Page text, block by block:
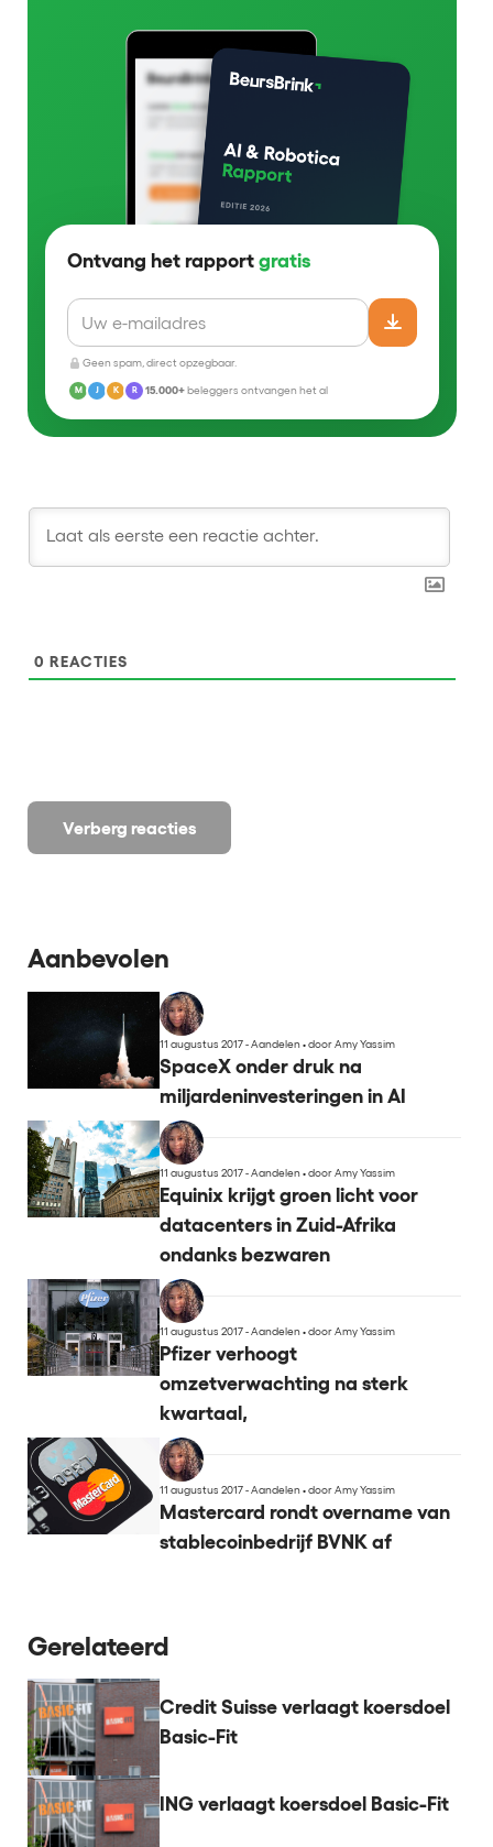
Ontvang het rapport gratis
Geen spam, direct opzegbaar.
M J K R 15.000+ beleggers ontvangen het al
Verberg reacties
0 REACTIES
Aanbevolen
11 augustus 2017 - Aandelen•door Amy Yassim
SpaceX onder druk na
miljardeninvesteringen in AI
11 augustus 2017 - Aandelen•door Amy Yassim
Equinix krijgt groen licht voor
datacenters in Zuid-Afrika
ondanks bezwaren
11 augustus 2017 - Aandelen•door Amy Yassim
Pfizer verhoogt
omzetverwachting na sterk
kwartaal,
11 augustus 2017 - Aandelen•door Amy Yassim
Mastercard rondt overname van
stablecoinbedrijf BVNK af
Gerelateerd
Credit Suisse verlaagt koersdoel
Basic-Fit
ING verlaagt koersdoel Basic-Fit